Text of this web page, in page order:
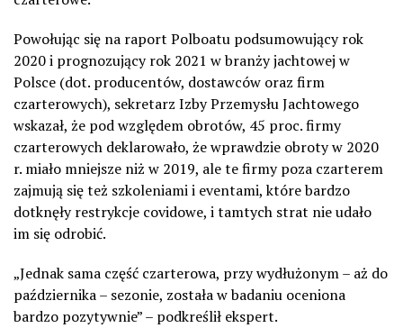
Powołując się na raport Polboatu podsumowujący rok
2020 i prognozujący rok 2021 w branży jachtowej w
Polsce (dot. producentów, dostawców oraz firm
czarterowych), sekretarz Izby Przemysłu Jachtowego
wskazał, że pod względem obrotów, 45 proc. firmy
czarterowych deklarowało, że wprawdzie obroty w 2020
r. miało mniejsze niż w 2019, ale te firmy poza czarterem
zajmują się też szkoleniami i eventami, które bardzo
dotknęły restrykcje covidowe, i tamtych strat nie udało
im się odrobić.
„Jednak sama część czarterowa, przy wydłużonym – aż do
października – sezonie, została w badaniu oceniona
bardzo pozytywnie” – podkreślił ekspert.